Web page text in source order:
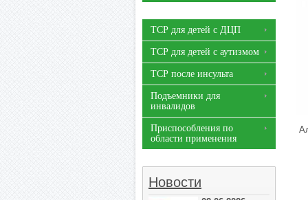
ТСР для детей с ДЦП
ТСР для детей с аутизмом
ТСР после инсульта
Подъемники для
инвалидов
Приспособления по
области применения
Новости